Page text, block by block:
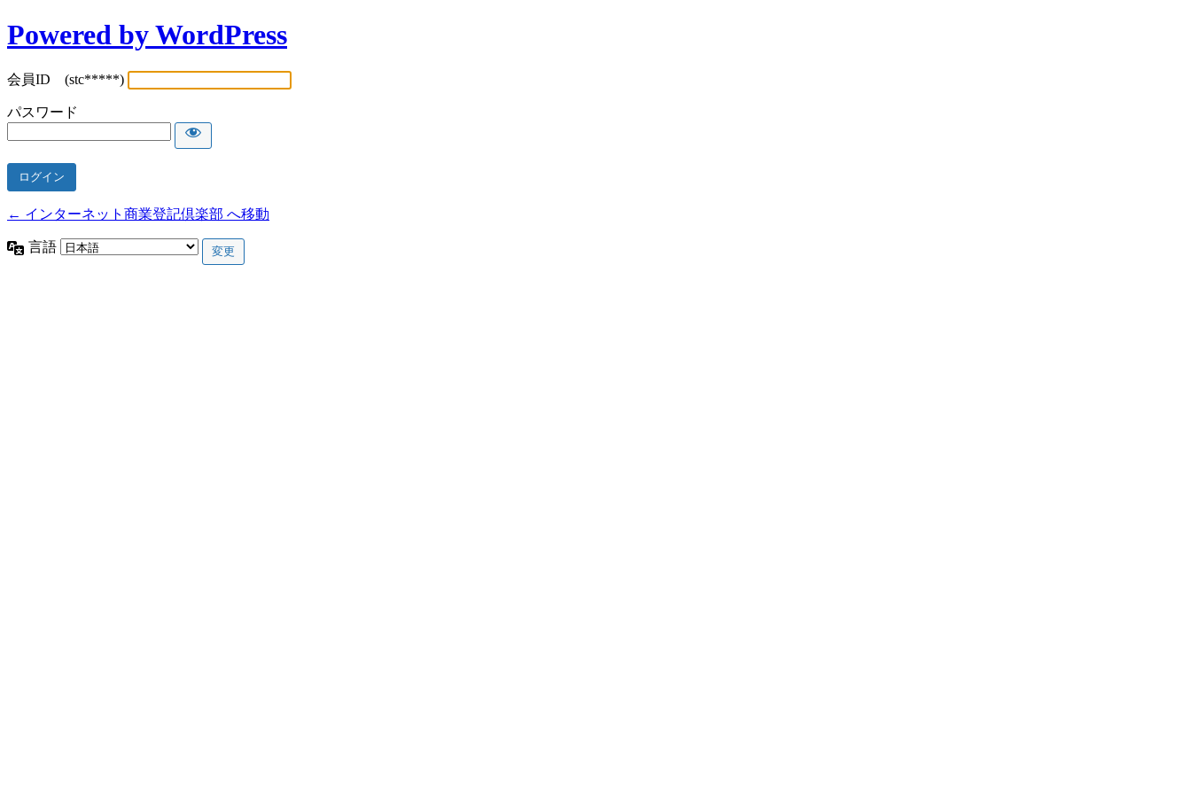
Powered by WordPress
会員ID (stc*****)
パスワード
← インターネット商業登記倶楽部 へ移動
言語